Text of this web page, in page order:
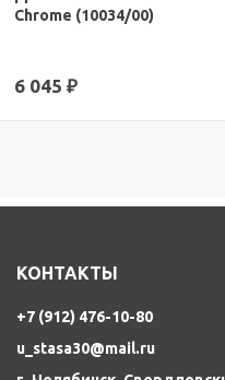
Chrome (10034/00)
6 045 ₽
КОНТАКТЫ
+7 (912) 476-10-80
u_stasa30@mail.ru